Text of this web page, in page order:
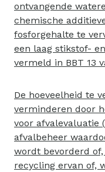
ontvangende
chemische
fosforgehalte te
een laag stikstof-
vermeld in BBT 13
De hoeveelheid te
verminderen door
voor afvalevaluatie
afvalbeheer
wordt bevorderd
recycling ervan of,